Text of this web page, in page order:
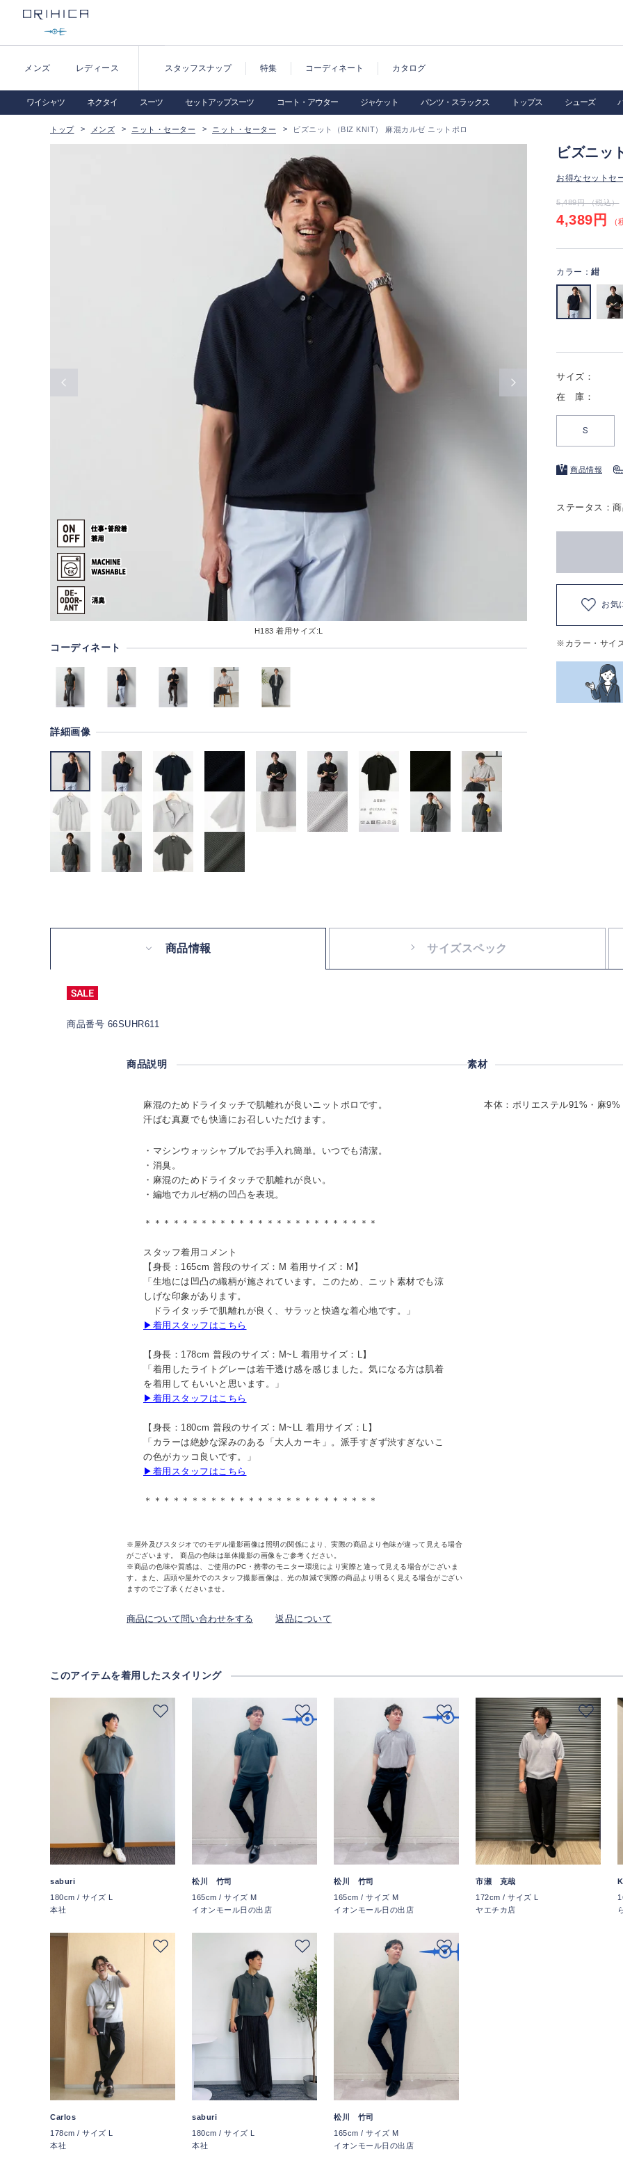
メンズ レディース スタッフスナップ 特集 コーディネート カタログ
ワイシャツ ネクタイ スーツ セットアップスーツ コート・アウター ジャケット パンツ・スラックス トップス シューズ
トップ メンズ ニット・セーター ニット・セーター ビズニット（BIZ KNIT） 麻混カルゼ ニットポロ
H183 着用サイズ:L
コーディネート
詳細画像
ビズニッ
お得なセットセ
5,489円 （税込）
4,389円 （
カラー： 紺
サイズ：
在 庫：
S
商品情報
ステータス：
お気
※カラー・サイ
商品情報 サイズスペック
商品番号 66SUHR611
商品説明
麻混のためドライタッチで肌離れが良いニットポロです。
汗ばむ真夏でも快適にお召しいただけます。
・マシンウォッシャブルでお手入れ簡単。いつでも清潔。
・消臭。
・麻混のためドライタッチで肌離れが良い。
・編地でカルゼ柄の凹凸を表現。
＊＊＊＊＊＊＊＊＊＊＊＊＊＊＊＊＊＊＊＊＊＊＊＊＊
スタッフ着用コメント
【身長：165cm 普段のサイズ：M 着用サイズ：M】
「生地には凹凸の織柄が施されています。このため、ニット素材でも涼
しげな印象があります。
ドライタッチで肌離れが良く、サラッと快適な着心地です。」
▶着用スタッフはこちら
【身長：178cm 普段のサイズ：M~L 着用サイズ：L】
「着用したライトグレーは若干透け感を感じました。気になる方は肌着
を着用してもいいと思います。」
▶着用スタッフはこちら
【身長：180cm 普段のサイズ：M~LL 着用サイズ：L】
「カラーは絶妙な深みのある「大人カーキ」。派手すぎず渋すぎないこ
の色がカッコ良いです。」
▶着用スタッフはこちら
＊＊＊＊＊＊＊＊＊＊＊＊＊＊＊＊＊＊＊＊＊＊＊＊＊
※屋外及びスタジオでのモデル撮影画像は照明の関係により、実際の商品より色味が違って見える場合
がございます。 商品の色味は単体撮影の画像をご参考ください。
※商品の色味や質感は、ご使用のPC・携帯のモニター環境により実際と違って見える場合がございま
す。また、店頭や屋外でのスタッフ撮影画像は、光の加減で実際の商品より明るく見える場合がござい
ますのでご了承くださいませ。
商品について問い合わせをする 返品について
素材
本体：ポリエステル91%・麻9%
このアイテムを着用したスタイリング
saburi
180cm / サイズ L
本社
松川 竹司
165cm / サイズ M
イオンモール日の出店
松川 竹司
165cm / サイズ M
イオンモール日の出店
市瀬 克哉
172cm / サイズ L
ヤエチカ店
Carlos
178cm / サイズ L
本社
saburi
180cm / サイズ L
本社
松川 竹司
165cm / サイズ M
イオンモール日の出店